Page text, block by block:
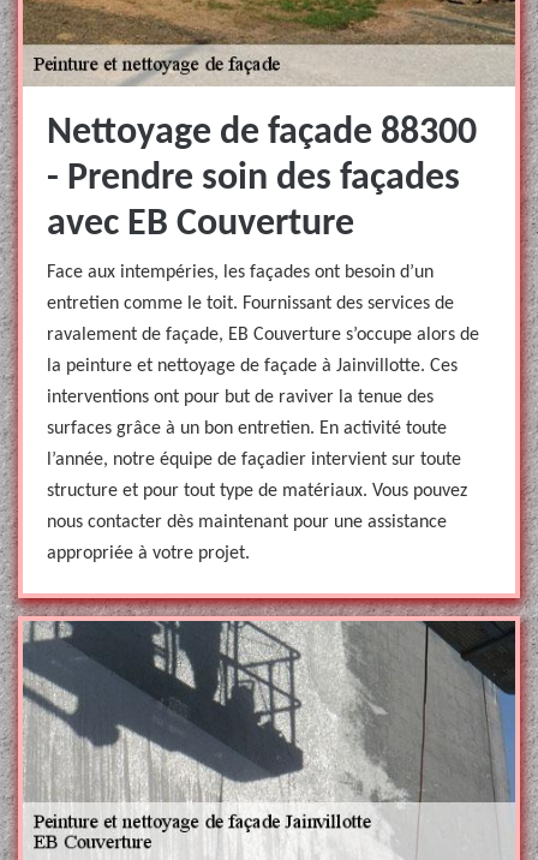
Nettoyage de façade 88300
- Prendre soin des façades
avec EB Couverture
Face aux intempéries, les façades ont besoin d’un
entretien comme le toit. Fournissant des services de
ravalement de façade, EB Couverture s’occupe alors de
la peinture et nettoyage de façade à Jainvillotte. Ces
interventions ont pour but de raviver la tenue des
surfaces grâce à un bon entretien. En activité toute
l’année, notre équipe de façadier intervient sur toute
structure et pour tout type de matériaux. Vous pouvez
nous contacter dès maintenant pour une assistance
appropriée à votre projet.